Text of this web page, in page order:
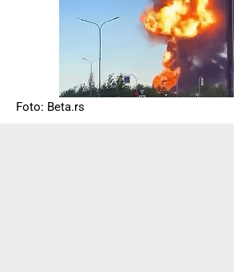
Foto: Beta.rs